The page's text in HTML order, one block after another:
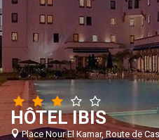
HÔTEL IBIS
Place Nour El Kamar, Route de